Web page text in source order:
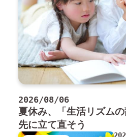
2026/08/06
夏休み、「生活リズム
先に立て直そう